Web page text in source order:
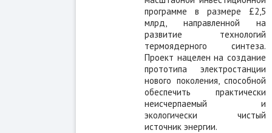
программе в размере £2,5
млрд, направленной на
развитие технологий
термоядерного синтеза.
Проект нацелен на создание
прототипа электростанции
нового поколения, способной
обеспечить практически
неисчерпаемый и
экологически чистый
источник энергии.